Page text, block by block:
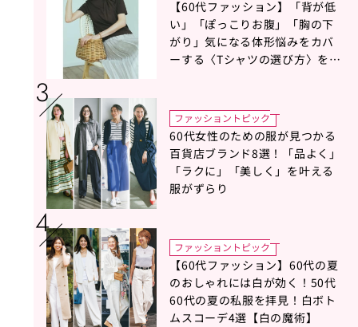
【60代ファッション】「背が低
い」「ぽっこりお腹」「胸の下
がり」気になる体形悩みをカバ
ーする〈Tシャツの選び方〉をス
ファッショントピック
60代女性のための服が見つかる
百貨店ブランド8選！「品よく」
「ラクに」「美しく」を叶える
服がずらり
ファッショントピック
【60代ファッション】60代の夏
のおしゃれには白が効く！50代
60代の夏の私服を拝見！白ボト
ムスコーデ4選【白の魔術】